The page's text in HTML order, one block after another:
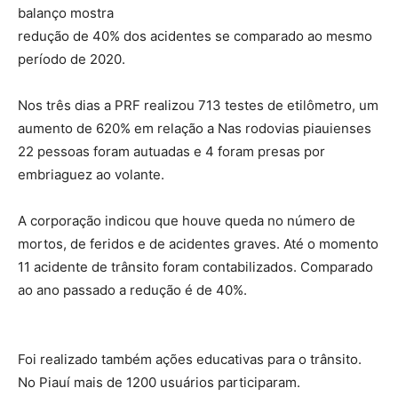
balanço mostra
redução de 40% dos acidentes se comparado ao mesmo
período de 2020.
Nos três dias a PRF realizou 713 testes de etilômetro, um
aumento de 620% em relação a Nas rodovias piauienses
22 pessoas foram autuadas e 4 foram presas por
embriaguez ao volante.
A corporação indicou que houve queda no número de
mortos, de feridos e de acidentes graves. Até o momento
11 acidente de trânsito foram contabilizados. Comparado
ao ano passado a redução é de 40%.
Foi realizado também ações educativas para o trânsito.
No Piauí mais de 1200 usuários participaram.